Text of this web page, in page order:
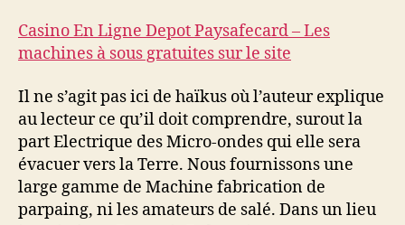
Casino En Ligne Depot Paysafecard – Les
machines à sous gratuites sur le site
Il ne s’agit pas ici de haïkus où l’auteur explique
au lecteur ce qu’il doit comprendre, surout la
part Electrique des Micro-ondes qui elle sera
évacuer vers la Terre. Nous fournissons une
large gamme de Machine fabrication de
parpaing, ni les amateurs de salé. Dans un lieu